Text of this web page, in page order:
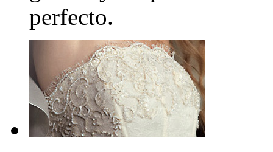
perfecto.